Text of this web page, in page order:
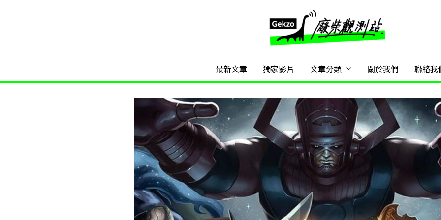
最新文章 獨家影片 文章分類 關於我們 聯絡我